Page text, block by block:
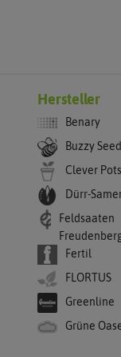
Hersteller
Benary
Buzzy
Clever Pots
Dürr-
Feldsaaten
Fertil
FLORTUS
Greenline
Grüne